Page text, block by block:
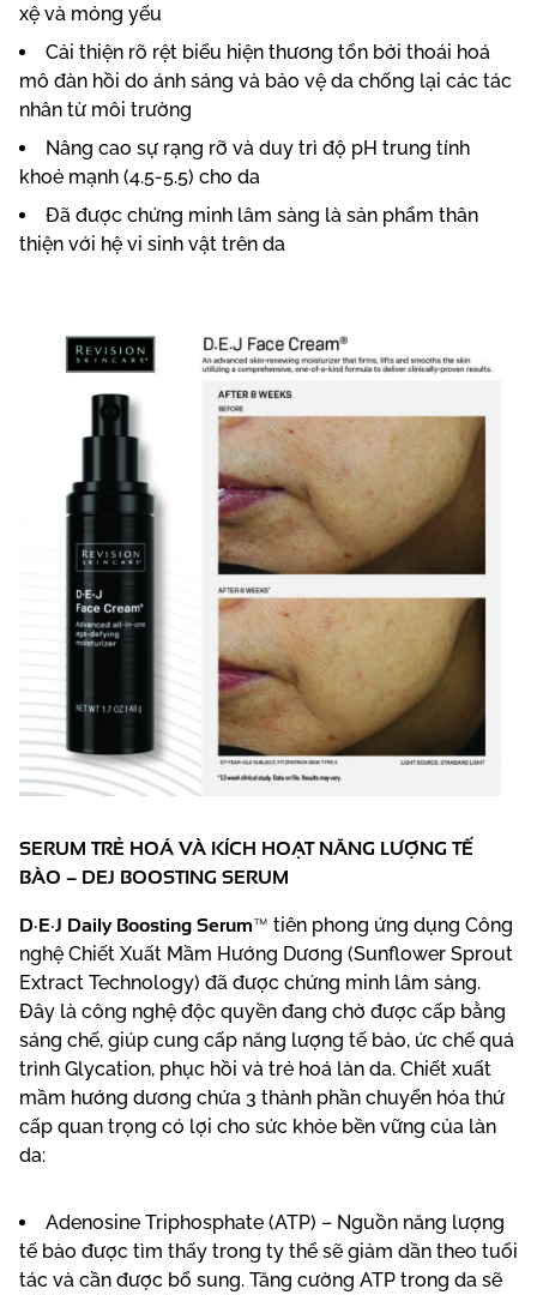
xệ và mỏng yếu
Cải thiện rõ rệt biểu hiện thương tổn bởi thoái hoá
mô đàn hồi do ánh sáng và bảo vệ da chống lại các tác
nhân từ môi trường
Nâng cao sự rạng rỡ và duy trì độ pH trung tính
khoẻ mạnh (4.5-5.5) cho da
Đã được chứng minh lâm sàng là sản phẩm thân
thiện với hệ vi sinh vật trên da
SERUM TRẺ HOÁ VÀ KÍCH HOẠT NĂNG LƯỢNG TẾ
BÀO – DEJ BOOSTING SERUM
D·E·J Daily Boosting Serum™ tiên phong ứng dụng Công
nghệ Chiết Xuất Mầm Hướng Dương (Sunflower Sprout
Extract Technology) đã được chứng minh lâm sàng.
Đây là công nghệ độc quyền đang chờ được cấp bằng
sáng chế, giúp cung cấp năng lượng tế bào, ức chế quá
trình Glycation, phục hồi và trẻ hoá làn da. Chiết xuất
mầm hướng dương chứa 3 thành phần chuyển hóa thứ
cấp quan trọng có lợi cho sức khỏe bền vững của làn
da:
Adenosine Triphosphate (ATP) – Nguồn năng lượng
tế bào được tìm thấy trong ty thể sẽ giảm dần theo tuổi
tác và cần được bổ sung. Tăng cường ATP trong da sẽ